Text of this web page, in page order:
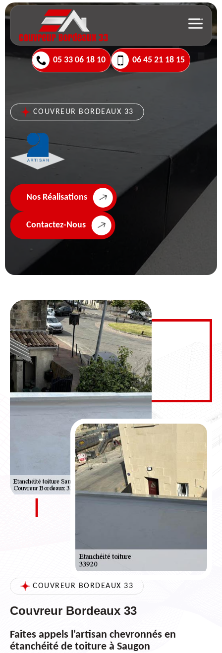
05 33 06 18 10 06 45 21 18 15
COUVREUR BORDEAUX 33
Nos Réalisations
Contactez-Nous
COUVREUR BORDEAUX 33
Couvreur Bordeaux 33
Faites appels l'artisan chevronnés en
étanchéité de toiture à Saugon